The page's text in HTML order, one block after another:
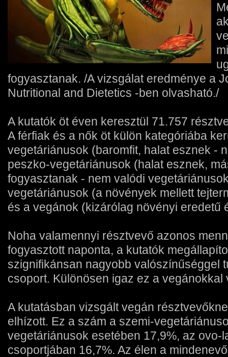
fogyasztanak. /A vizsgálat eredménye a
Nutritional and Dietetics -ben olvasható./
A kutatók öt éven keresztül 71.757
A férfiak és a nők öt külön kategóriába
vegetáriánusok (baromfit, halat esznek -
peszko-vegetáriánusok (halat esznek,
fogyasztanak - nem valódi
vegetáriánusok (a növények mellett
és a vegánok (kizárólag növényi eredetű
Noha valamennyi résztvevő azonos
fogyasztott naponta, a kutatók
szignifikánsan nagyobb valószínűséggel
csoport. Különösen igaz ez a
A kutatásban vizsgált vegán
elhízott. Ez a szám a szemi-
vegetáriánusok esetében 17,9%, az ovo-
csoportjában 16,7%. Az élen a